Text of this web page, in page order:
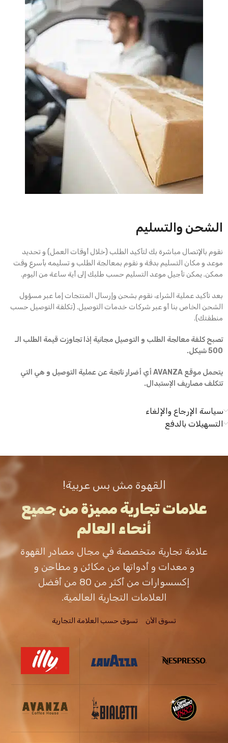
الشحن والتسليم
نقوم بالإتصال مباشرة بك لتأكيد الطلب (خلال أوقات العمل) و تحديد
موعد و مكان التسليم بدقة و نقوم بمعالجة الطلب و تسليمه بأسرع وقت
ممكن. يمكن تأجيل موعد التسليم حسب طلبك إلى أية ساعة من اليوم.
بعد تأكيد عملية الشراء، نقوم بشحن وإرسال المنتجات إما عبر مسؤول
الشحن الخاص بنا أو عبر شركات خدمات التوصيل. (تكلفة التوصيل حسب
منطقتك).
تصبح كلفة معالجة الطلب و التوصيل مجانية إذا تجاوزت قيمة الطلب الـ
500 شيكل.
يتحمل موقع AVANZA أي أضرار ناتجة عن عملية التوصيل و هي التي
تتكلف مصاريف الإستبدال.
سياسة الإرجاع والإلغاء
التسهيلات بالدفع
القهوة مش بس عربية!
علامات تجارية مميزة من جميع
أنحاء العالم
علامة تجارية متخصصة في مجال مصادر القهوة
و معدات و أدواتها من مكائن و مطاحن و
إكسسوارات من أكثر من 80 من أفضل
العلامات التجارية العالمية.
تسوق الاَن تسوق حسب العلامة التجارية